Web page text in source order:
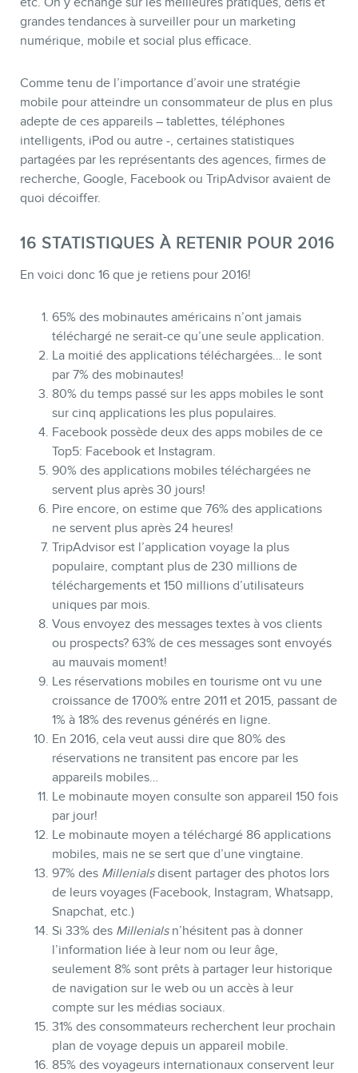
BLOGUE
CONTACT
MEMBRES
INFOLETTRE
EN
grandes tendances à surveiller pour un marketing
numérique, mobile et social plus efficace.
Comme tenu de l’importance d’avoir une stratégie
mobile pour atteindre un consommateur de plus en plus
adepte de ces appareils – tablettes, téléphones
intelligents, iPod ou autre -, certaines statistiques
partagées par les représentants des agences, firmes de
recherche, Google, Facebook ou TripAdvisor avaient de
quoi décoiffer.
16 STATISTIQUES À RETENIR POUR 2016
En voici donc 16 que je retiens pour 2016!
65% des mobinautes américains n’ont jamais
téléchargé ne serait-ce qu’une seule application.
La moitié des applications téléchargées… le sont
par 7% des mobinautes!
80% du temps passé sur les apps mobiles le sont
sur cinq applications les plus populaires.
Facebook possède deux des apps mobiles de ce
Top5: Facebook et Instagram.
90% des applications mobiles téléchargées ne
servent plus après 30 jours!
Pire encore, on estime que 76% des applications
ne servent plus après 24 heures!
TripAdvisor est l’application voyage la plus
populaire, comptant plus de 230 millions de
téléchargements et 150 millions d’utilisateurs
uniques par mois.
Vous envoyez des messages textes à vos clients
ou prospects? 63% de ces messages sont envoyés
au mauvais moment!
Les réservations mobiles en tourisme ont vu une
croissance de 1700% entre 2011 et 2015, passant de
1% à 18% des revenus générés en ligne.
En 2016, cela veut aussi dire que 80% des
réservations ne transitent pas encore par les
appareils mobiles…
Le mobinaute moyen consulte son appareil 150 fois
par jour!
Le mobinaute moyen a téléchargé 86 applications
mobiles, mais ne se sert que d’une vingtaine.
97% des Millenialsdisent partager des photos lors
de leurs voyages (Facebook, Instagram, Whatsapp,
Snapchat, etc.)
Si 33% des Millenialsn’hésitent pas à donner
l’information liée à leur nom ou leur âge,
seulement 8% sont prêts à partager leur historique
de navigation sur le web ou un accès à leur
compte sur les médias sociaux.
31% des consommateurs recherchent leur prochain
plan de voyage depuis un appareil mobile.
85% des voyageurs internationaux conservent leur